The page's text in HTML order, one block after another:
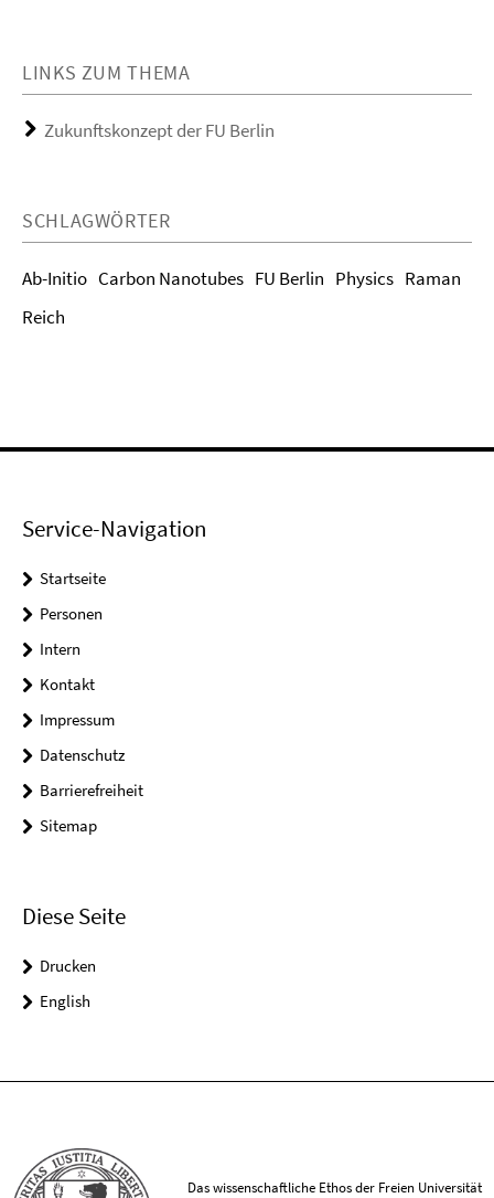
LINKS ZUM THEMA
Zukunftskonzept der FU Berlin
SCHLAGWÖRTER
Ab-Initio Carbon Nanotubes FU Berlin Physics Raman
Reich
Service-Navigation
Startseite
Personen
Intern
Kontakt
Impressum
Datenschutz
Barrierefreiheit
Sitemap
Diese Seite
Drucken
English
Das wissenschaftliche Ethos der Freien Universität